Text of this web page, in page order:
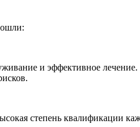
и эффективное
степень квалификации